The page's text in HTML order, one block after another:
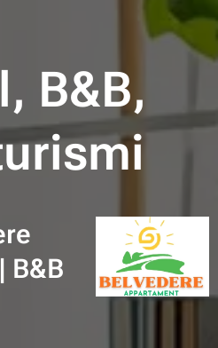
B&B,
B&B